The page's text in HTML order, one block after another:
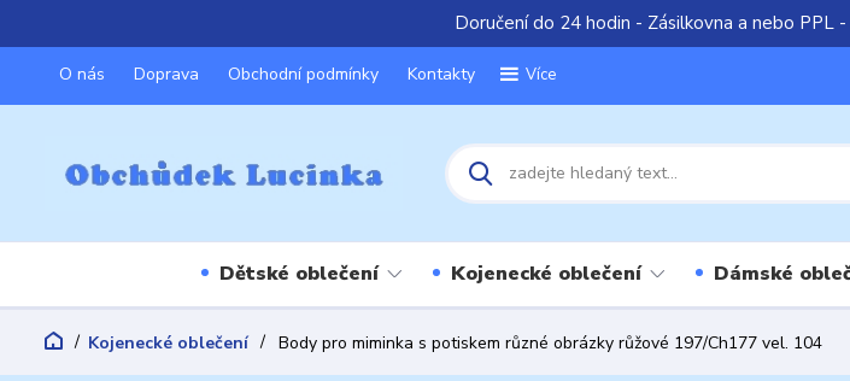
Doručení do 24 hodin - Zásilkovna a nebo PPL
O nás Doprava Obchodní podmínky Kontakty Více
Dětské oblečení Kojenecké oblečení Dámské
Kojenecké oblečení Body pro miminka s potiskem různé obrázky růžové 197/Ch177 vel. 104